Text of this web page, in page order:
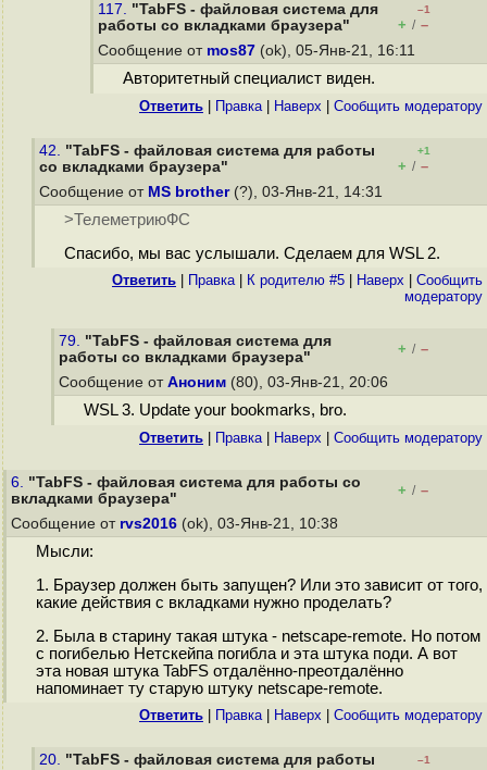
117. "TabFS - файловая система для
работы со вкладками браузера"
–1
+ / –
Сообщение от mos87 (ok), 05-Янв-21, 16:11
Авторитетный специалист виден.
Ответить Правка| Наверх Cообщить модератору
42. "TabFS - файловая система для работы
со вкладками браузера"
+1
+ / –
Сообщение от MS brother(?), 03-Янв-21, 14:31
>ТелеметриюФС
Спасибо, мы вас услышали. Сделаем для WSL 2.
Ответить Правка| К родителю #5 Наверх
Cообщить
модератору
79. "TabFS - файловая система для
работы со вкладками браузера"
+ / –
Сообщение от Аноним (80), 03-Янв-21, 20:06
WSL 3. Update your bookmarks, bro.
Ответить Правка| Наверх Cообщить модератору
6. "TabFS - файловая система для работы со
вкладками браузера"
+ / –
Сообщение от rvs2016 (ok), 03-Янв-21, 10:38
Мысли:
1. Браузер должен быть запущен? Или это зависит от того,
какие действия с вкладками нужно проделать?
2. Была в старину такая штука - netscape-remote. Но потом
с погибелью Нетскейпа погибла и эта штука поди. А вот
эта новая штука TabFS отдалённо-преотдалённо
напоминает ту старую штуку netscape-remote.
Ответить Правка| Наверх Cообщить модератору
20. "TabFS - файловая система для работы
–1